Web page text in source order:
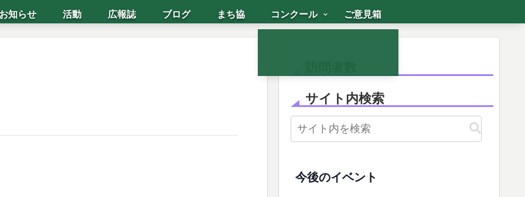
知らせ 活動 広報誌 ブログ まち協 コンクール ご意見箱
サイト内検索
今後のイベント